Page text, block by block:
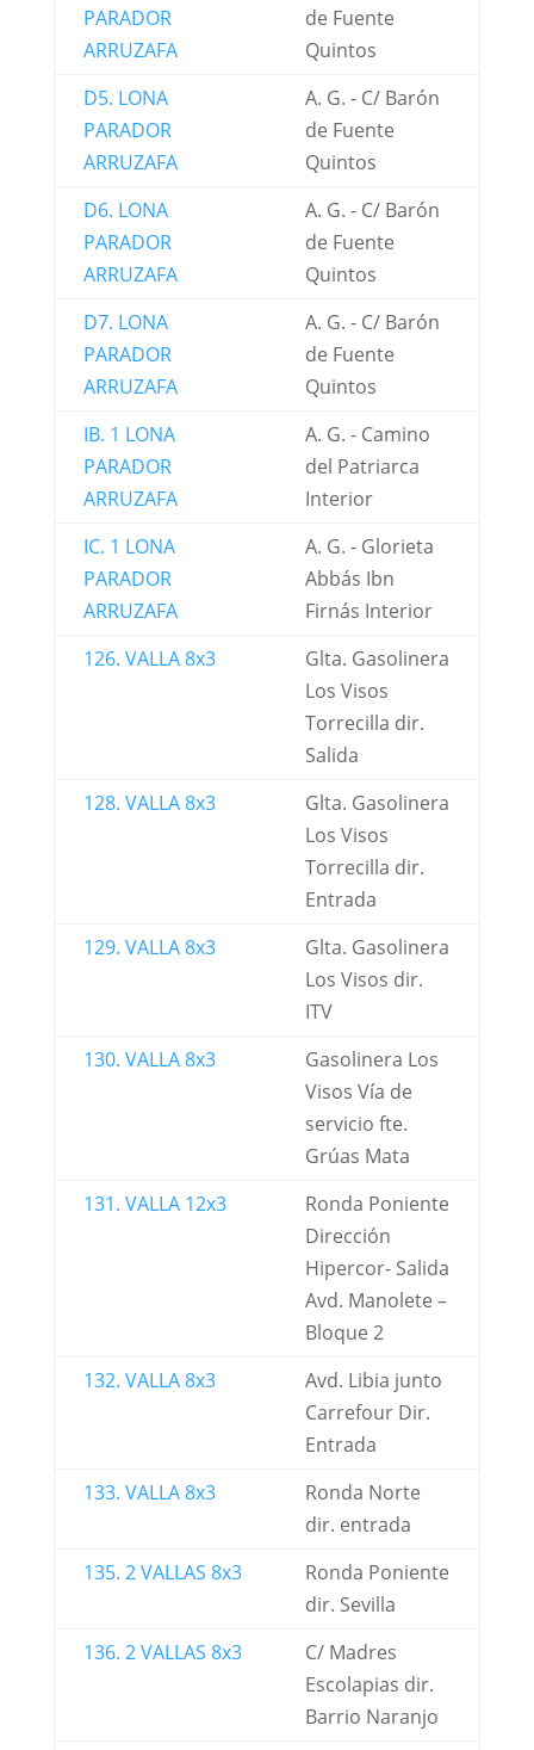
PARADOR
ARRUZAFA
de Fuente
Quintos
D5. LONA
PARADOR
ARRUZAFA
A. G. - C/ Barón
de Fuente
Quintos
D6. LONA
PARADOR
ARRUZAFA
A. G. - C/ Barón
de Fuente
Quintos
D7. LONA
PARADOR
ARRUZAFA
A. G. - C/ Barón
de Fuente
Quintos
IB. 1 LONA
PARADOR
ARRUZAFA
A. G. - Camino
del Patriarca
Interior
IC. 1 LONA
PARADOR
ARRUZAFA
A. G. - Glorieta
Abbás Ibn
Firnás Interior
126. VALLA 8x3
Glta. Gasolinera
Los Visos
Torrecilla dir.
Salida
128. VALLA 8x3
Glta. Gasolinera
Los Visos
Torrecilla dir.
Entrada
129. VALLA 8x3
Glta. Gasolinera
Los Visos dir.
ITV
130. VALLA 8x3
Gasolinera Los
Visos Vía de
servicio fte.
Grúas Mata
131. VALLA 12x3
Ronda Poniente
Dirección
Hipercor- Salida
Avd. Manolete –
Bloque 2
132. VALLA 8x3
Avd. Libia junto
Carrefour Dir.
Entrada
133. VALLA 8x3
Ronda Norte
dir. entrada
135. 2 VALLAS 8x3
Ronda Poniente
dir. Sevilla
136. 2 VALLAS 8x3
C/ Madres
Escolapias dir.
Barrio Naranjo